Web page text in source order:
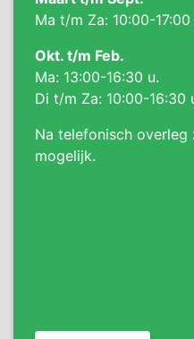
Ma t/m Za: 10:00-17:00
Okt. t/m Feb.
Ma: 13:00-16:30 u.
Di t/m Za: 10:00-16:30
Na telefonisch
mogelijk.